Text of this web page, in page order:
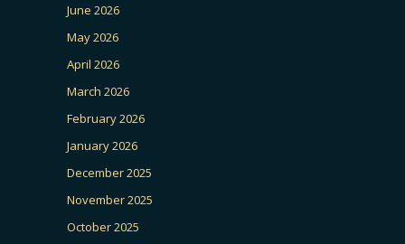
June 2026
May 2026
April 2026
March 2026
February 2026
January 2026
December 2025
November 2025
October 2025